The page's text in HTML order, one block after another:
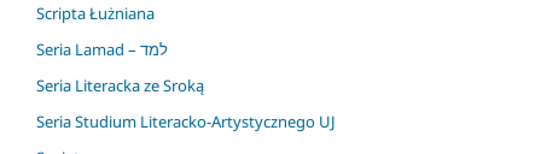
Scripta Łużniana
Seria Lamad – למד
Seria Literacka ze Sroką
Seria Studium Literacko-Artystycznego UJ